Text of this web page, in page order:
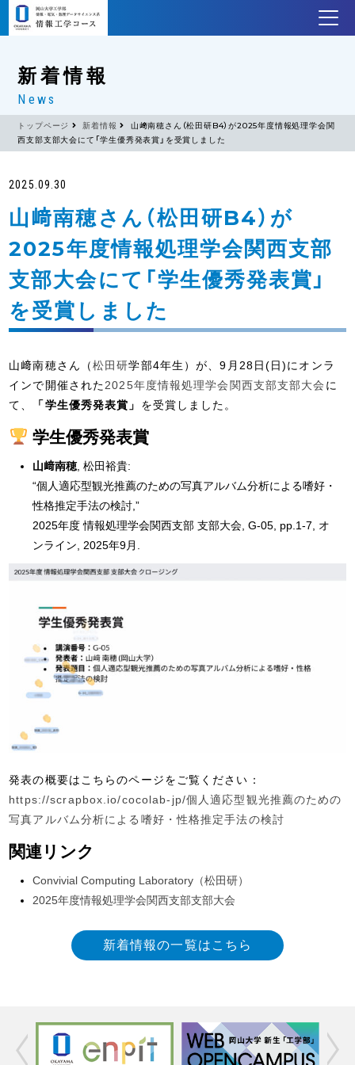
新着情報
News
トップページ 新着情報
山﨑南穂さん（松田研B4）が2025年度情報処理学会関
西支部支部大会にて「学生優秀発表賞」を受賞しました
2025.09.30
山﨑南穂さん（松田研B4）が
2025年度情報処理学会関西支部
支部大会にて「学生優秀発表賞」
を受賞しました
山﨑南穂さん（松田研学部4年生）が、9月28日(日)にオンラ
インで開催された2025年度情報処理学会関西支部支部大会 に
て、
「学生優秀発表賞」 を受賞しました。
学生優秀発表賞
山﨑南穂, 松田裕貴:
“個人適応型観光推薦のための写真アルバム分析による嗜好・
性格推定手法の検討,”
2025年度 情報処理学会関西支部 支部大会, G-05, pp.1-7, オ
ンライン, 2025年9月.
発表の概要はこちらのページをご覧ください：
https://scrapbox.io/cocolab-jp/個人適応型観光推薦のための
写真アルバム分析による嗜好・性格推定手法の検討
関連リンク
Convivial Computing Laboratory（松田研）
2025年度情報処理学会関西支部支部大会
新着情報の一覧はこちら